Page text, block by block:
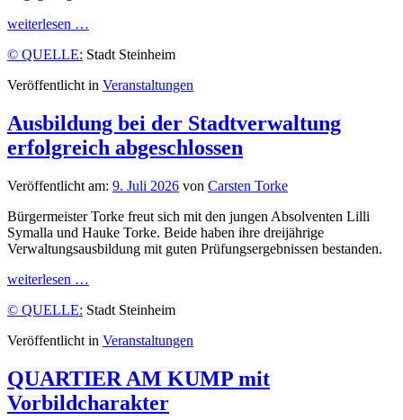
weiterlesen …
© QUELLE: Stadt Steinheim
Veröffentlicht in Veranstaltungen
Ausbildung bei der Stadtverwaltung
erfolgreich abgeschlossen
Veröffentlicht am: 9. Juli 2026 von Carsten Torke
Bürgermeister Torke freut sich mit den jungen Absolventen Lilli
Symalla und Hauke Torke. Beide haben ihre dreijährige
Verwaltungsausbildung mit guten Prüfungsergebnissen bestanden.
weiterlesen …
© QUELLE: Stadt Steinheim
Veröffentlicht in Veranstaltungen
QUARTIER AM KUMP mit
Vorbildcharakter